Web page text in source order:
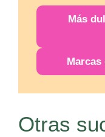
Más
Marcas
Otras